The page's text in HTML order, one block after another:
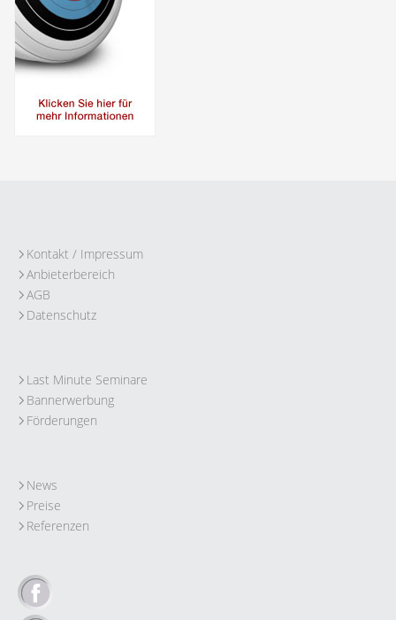
Kontakt / Impressum
Anbieterbereich
AGB
Datenschutz
Last Minute Seminare
Bannerwerbung
Förderungen
News
Preise
Referenzen